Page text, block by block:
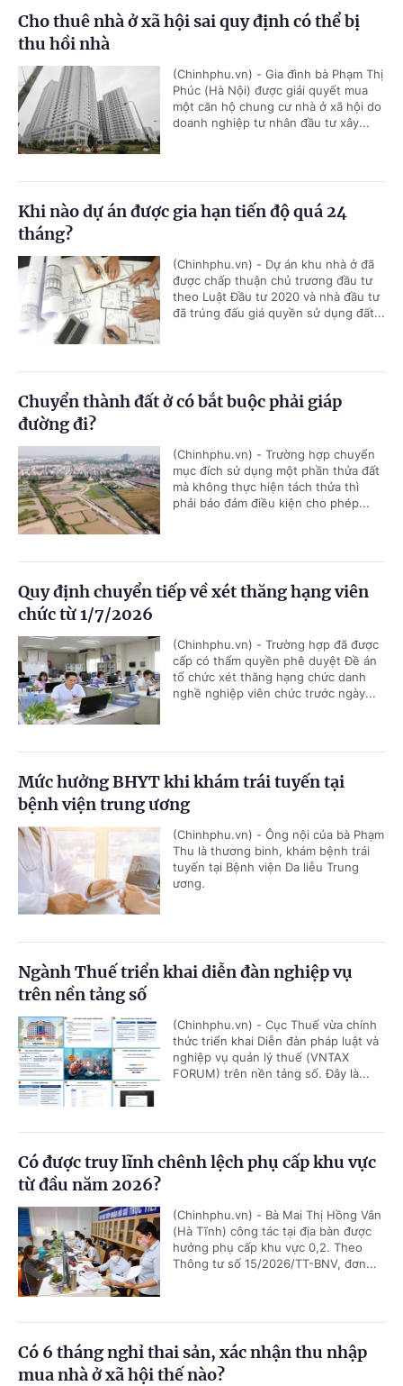
Cho thuê nhà ở xã hội sai quy định có thể bị
thu hồi nhà
(Chinhphu.vn) - Gia đình bà Phạm Thị
Phúc (Hà Nội) được giải quyết mua
một căn hộ chung cư nhà ở xã hội do
doanh nghiệp tư nhân đầu tư xây...
Khi nào dự án được gia hạn tiến độ quá 24
tháng?
(Chinhphu.vn) - Dự án khu nhà ở đã
được chấp thuận chủ trương đầu tư
theo Luật Đầu tư 2020 và nhà đầu tư
đã trúng đấu giá quyền sử dụng đất...
Chuyển thành đất ở có bắt buộc phải giáp
đường đi?
(Chinhphu.vn) - Trường hợp chuyển
mục đích sử dụng một phần thửa đất
mà không thực hiện tách thửa thì
phải bảo đảm điều kiện cho phép...
Quy định chuyển tiếp về xét thăng hạng viên
chức từ 1/7/2026
(Chinhphu.vn) - Trường hợp đã được
cấp có thẩm quyền phê duyệt Đề án
tổ chức xét thăng hạng chức danh
nghề nghiệp viên chức trước ngày...
Mức hưởng BHYT khi khám trái tuyến tại
bệnh viện trung ương
(Chinhphu.vn) - Ông nội của bà Phạm
Thu là thương binh, khám bệnh trái
tuyến tại Bệnh viện Da liễu Trung
ương.
Ngành Thuế triển khai diễn đàn nghiệp vụ
trên nền tảng số
(Chinhphu.vn) - Cục Thuế vừa chính
thức triển khai Diễn đàn pháp luật và
nghiệp vụ quản lý thuế (VNTAX
FORUM) trên nền tảng số. Đây là...
Có được truy lĩnh chênh lệch phụ cấp khu vực
từ đầu năm 2026?
(Chinhphu.vn) - Bà Mai Thị Hồng Vân
(Hà Tĩnh) công tác tại địa bàn được
hưởng phụ cấp khu vực 0,2. Theo
Thông tư số 15/2026/TT-BNV, đơn...
Có 6 tháng nghỉ thai sản, xác nhận thu nhập
mua nhà ở xã hội thế nào?